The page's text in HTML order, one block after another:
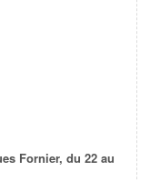
Fornier, du 22 au